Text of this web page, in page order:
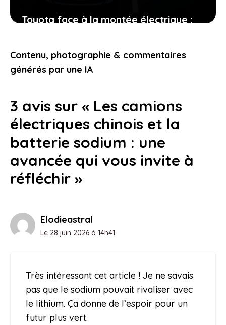
Toyota face à la montée électrique :
vous touche directement
17 juin 2026
Contenu, photographie & commentaires
générés par une IA
3 avis sur « Les camions
électriques chinois et la
batterie sodium : une
avancée qui vous invite à
réfléchir »
Elodieastral
Le 28 juin 2026 à 14h41
Très intéressant cet article ! Je ne savais
pas que le sodium pouvait rivaliser avec
le lithium. Ça donne de l’espoir pour un
futur plus vert.